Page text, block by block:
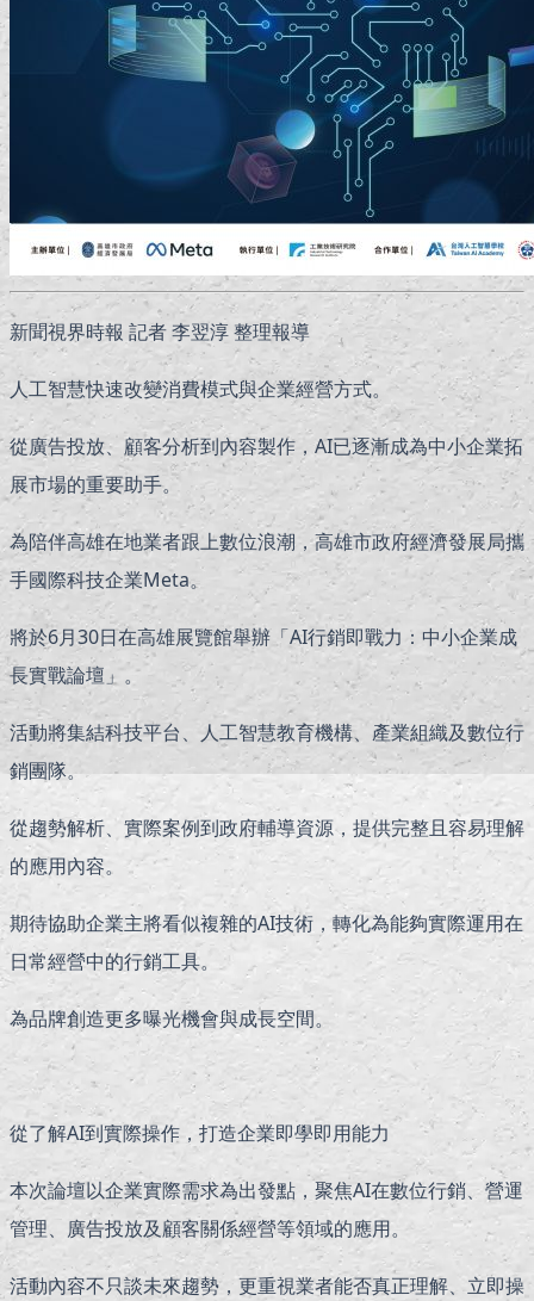
新聞視界時報 記者 李翌淳 整理報導
人工智慧快速改變消費模式與企業經營方式。
從廣告投放、顧客分析到內容製作，AI已逐漸成為中小企業拓
展市場的重要助手。
為陪伴高雄在地業者跟上數位浪潮，高雄市政府經濟發展局攜
手國際科技企業Meta。
將於6月30日在高雄展覽館舉辦「AI行銷即戰力：中小企業成
長實戰論壇」。
活動將集結科技平台、人工智慧教育機構、產業組織及數位行
銷團隊。
從趨勢解析、實際案例到政府輔導資源，提供完整且容易理解
的應用內容。
期待協助企業主將看似複雜的AI技術，轉化為能夠實際運用在
日常經營中的行銷工具。
為品牌創造更多曝光機會與成長空間。
從了解AI到實際操作，打造企業即學即用能力
本次論壇以企業實際需求為出發點，聚焦AI在數位行銷、營運
管理、廣告投放及顧客關係經營等領域的應用。
活動內容不只談未來趨勢，更重視業者能否真正理解、立即操